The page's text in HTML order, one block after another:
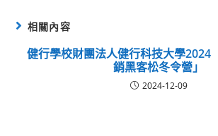
相關內容
健行學校財團法人健行科技大學2024
銷黑客松冬令營」
2024-12-09